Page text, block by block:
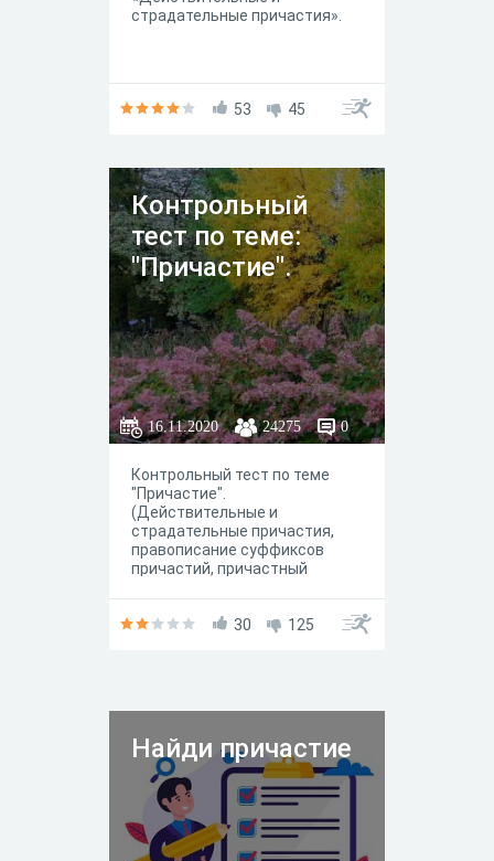
страдательные причастия».
53 45
Контрольный
тест по теме:
"Причастие".
16.11.2020 24275 0
Контрольный тест по теме
"Причастие".
(Действительные и
страдательные причастия,
правописание суффиксов
причастий, причастный
30 125
Найди причастие